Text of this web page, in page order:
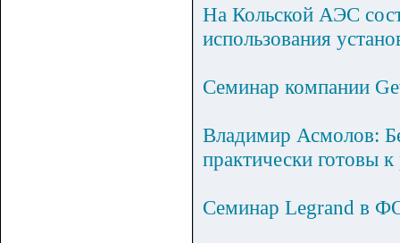
На Кольской АЭС
использования
Семинар компании
Владимир Асмолов:
практически готовы к
Семинар Legrand в